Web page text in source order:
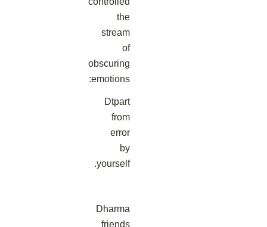
the
stream
of
obscuring
emotions:
Dtpart
from
error
by
yourself.
Dharma
friends